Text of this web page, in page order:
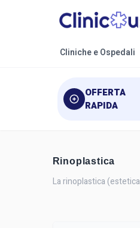
Cliniche e Ospedali
OFFERTA
RAPIDA
Rinoplastica
La rinoplastica